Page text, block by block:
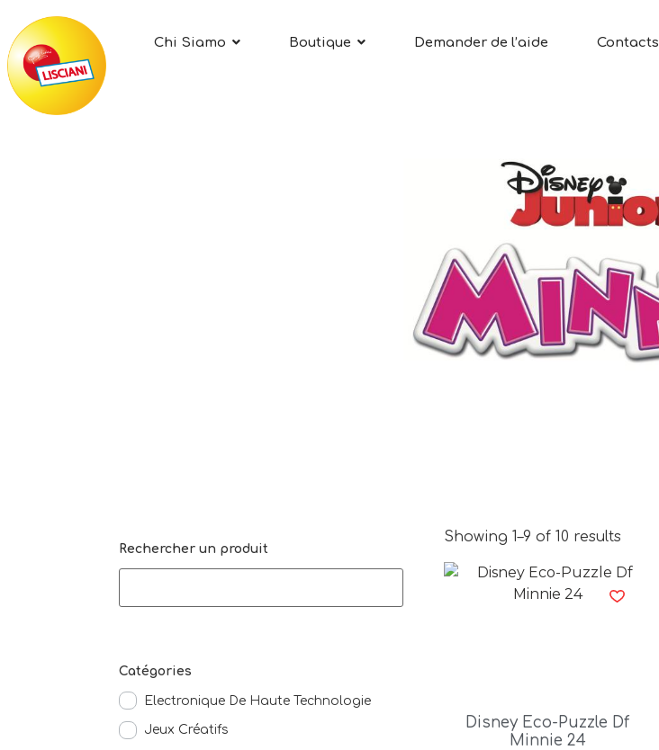
Chi Siamo Boutique Demander de l’aide Contacts
Rechercher un produit
Catégories
Electronique De Haute Technologie
Jeux Créatifs
Showing 1–9 of 10 results
Disney Eco-Puzzle Df
Minnie 24